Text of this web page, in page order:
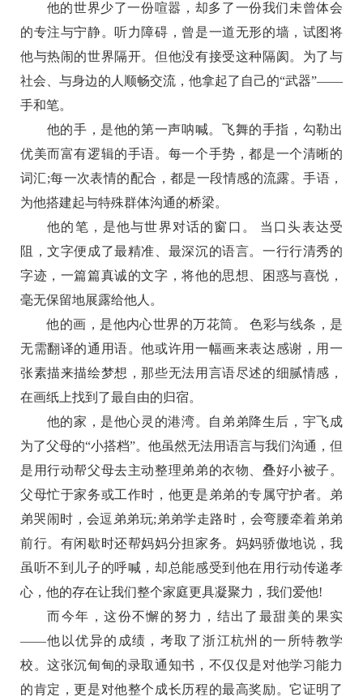
他的世界少了一份喧嚣，却多了一份我们未曾体会
的专注与宁静。听力障碍，曾是一道无形的墙，试图将
他与热闹的世界隔开。但他没有接受这种隔阂。为了与
社会、与身边的人顺畅交流，他拿起了自己的“武器”——
手和笔。
他的手，是他的第一声呐喊。飞舞的手指，勾勒出
优美而富有逻辑的手语。每一个手势，都是一个清晰的
词汇;每一次表情的配合，都是一段情感的流露。手语，
为他搭建起与特殊群体沟通的桥梁。
他的笔，是他与世界对话的窗口。 当口头表达受
阻，文字便成了最精准、最深沉的语言。一行行清秀的
字迹，一篇篇真诚的文字，将他的思想、困惑与喜悦，
毫无保留地展露给他人。
他的画，是他内心世界的万花筒。 色彩与线条，是
无需翻译的通用语。他或许用一幅画来表达感谢，用一
张素描来描绘梦想，那些无法用言语尽述的细腻情感，
在画纸上找到了最自由的归宿。
他的家，是他心灵的港湾。自弟弟降生后，宇飞成
为了父母的“小搭档”。他虽然无法用语言与我们沟通，但
是用行动帮父母去主动整理弟弟的衣物、叠好小被子。
父母忙于家务或工作时，他更是弟弟的专属守护者。弟
弟哭闹时，会逗弟弟玩;弟弟学走路时，会弯腰牵着弟弟
前行。有闲歇时还帮妈妈分担家务。妈妈骄傲地说，我
虽听不到儿子的呼喊，却总能感受到他在用行动传递孝
心，他的存在让我们整个家庭更具凝聚力，我们爱他!
而今年，这份不懈的努力，结出了最甜美的果实
——他以优异的成绩，考取了浙江杭州的一所特教学
校。这张沉甸甸的录取通知书，不仅仅是对他学习能力
的肯定，更是对他整个成长历程的最高奖励。它证明了